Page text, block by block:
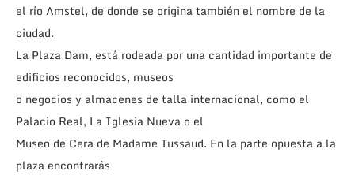
el río Amstel, de donde se origina también el nombre de la
ciudad.
La Plaza Dam, está rodeada por una cantidad importante de
edificios reconocidos, museos
o negocios y almacenes de talla internacional, como el
Palacio Real, La Iglesia Nueva o el
Museo de Cera de Madame Tussaud. En la parte opuesta a la
plaza encontrarás